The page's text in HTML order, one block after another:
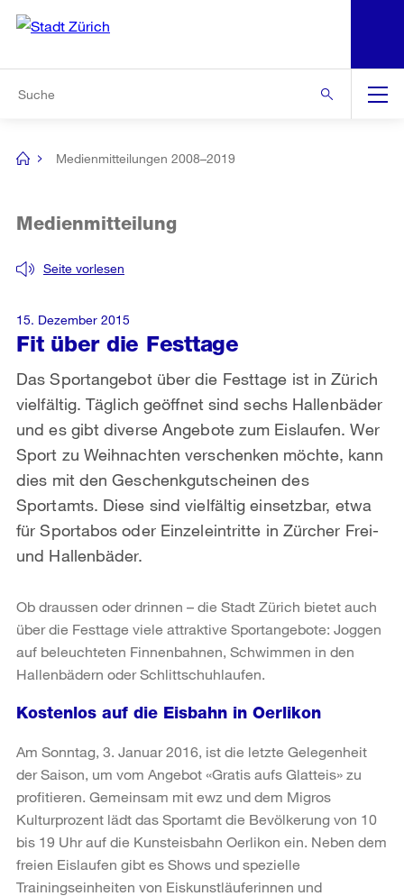
Navigation
[no
Medienmitteilungen 2008–2019
Fit über die Festtage
Seite vorlesen
Medienmitteilung
Das Sportangebot über die Festtage ist in Zürich
vielfältig. Täglich geöffnet sind sechs Hallenbäder
und es gibt diverse Angebote zum Eislaufen. Wer
Sport zu Weihnachten verschenken möchte, kann
dies mit den Geschenkgutscheinen des
Sportamts. Diese sind vielfältig einsetzbar, etwa
für Sportabos oder Einzeleintritte in Zürcher Frei-
und Hallenbäder.
15. Dezember 2015
Ob draussen oder drinnen – die Stadt Zürich bietet auch
über die Festtage viele attraktive Sportangebote: Joggen
auf beleuchteten Finnenbahnen, Schwimmen in den
Hallenbädern oder Schlittschuhlaufen.
Kostenlos auf die Eisbahn in Oerlikon
Am Sonntag, 3. Januar 2016, ist die letzte Gelegenheit
der Saison, um vom Angebot «Gratis aufs Glatteis» zu
profitieren. Gemeinsam mit ewz und dem Migros
Kulturprozent lädt das Sportamt die Bevölkerung von 10
bis 19 Uhr auf die Kunsteisbahn Oerlikon ein. Neben dem
freien Eislaufen gibt es Shows und spezielle
Trainingseinheiten von Eiskunstläuferinnen und